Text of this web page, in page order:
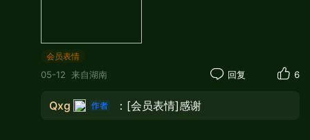
会员表情
05-12 来自湖南 回复 6
Qxg ：[会员表情]感谢